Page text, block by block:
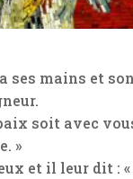
ses mains et
soit avec
»
et il leur dit : «